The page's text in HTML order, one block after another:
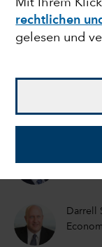
Mit Ihrem
rechtlichen
gelesen und
der
wichtige
Darrell